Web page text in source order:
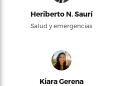
Heriberto N. Saurí
Salud y emergencias
Kiara Gerena